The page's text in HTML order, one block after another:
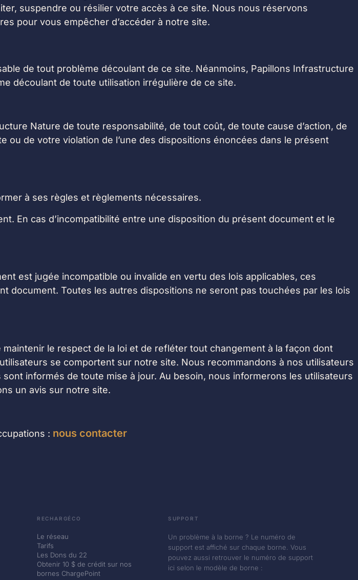
suspendre ou résilier votre accès à ce site. Nous nous réservons
pour vous empêcher d’accéder à notre site.
de tout problème découlant de ce site. Néanmoins, Papillons Infrastructure
découlant de toute utilisation irrégulière de ce site.
Nature de toute responsabilité, de tout coût, de toute cause d’action, de
de votre violation de l’une des dispositions énoncées dans le présent
à ses règles et règlements nécessaires.
En cas d’incompatibilité entre une disposition du présent document et le
est jugée incompatible ou invalide en vertu des lois applicables, ces
Toutes les autres dispositions ne seront pas touchées par les lois
le respect de la loi et de refléter tout changement à la façon dont
se comportent sur notre site. Nous recommandons à nos utilisateurs
informés de toute mise à jour. Au besoin, nous informerons les utilisateurs
un avis sur notre site.
: nous contacter
RECHARGÉCO
Le réseau
Tarifs
Les Dons du 22
Obtenir 10 $ de crédit sur nos
bornes ChargePoint
SUPPORT
Un problème à la borne ? Le numéro de
support est affiché sur chaque borne. Vous
pouvez aussi retrouver le numéro de support
ici selon le modèle de borne :